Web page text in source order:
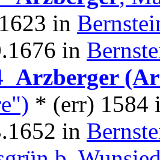
in
in
Arzberger
* (err) 1584
in